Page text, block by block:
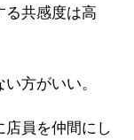
る共感度は高
方がいい。
店員を仲間にし